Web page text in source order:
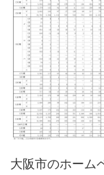
大阪市のホーム